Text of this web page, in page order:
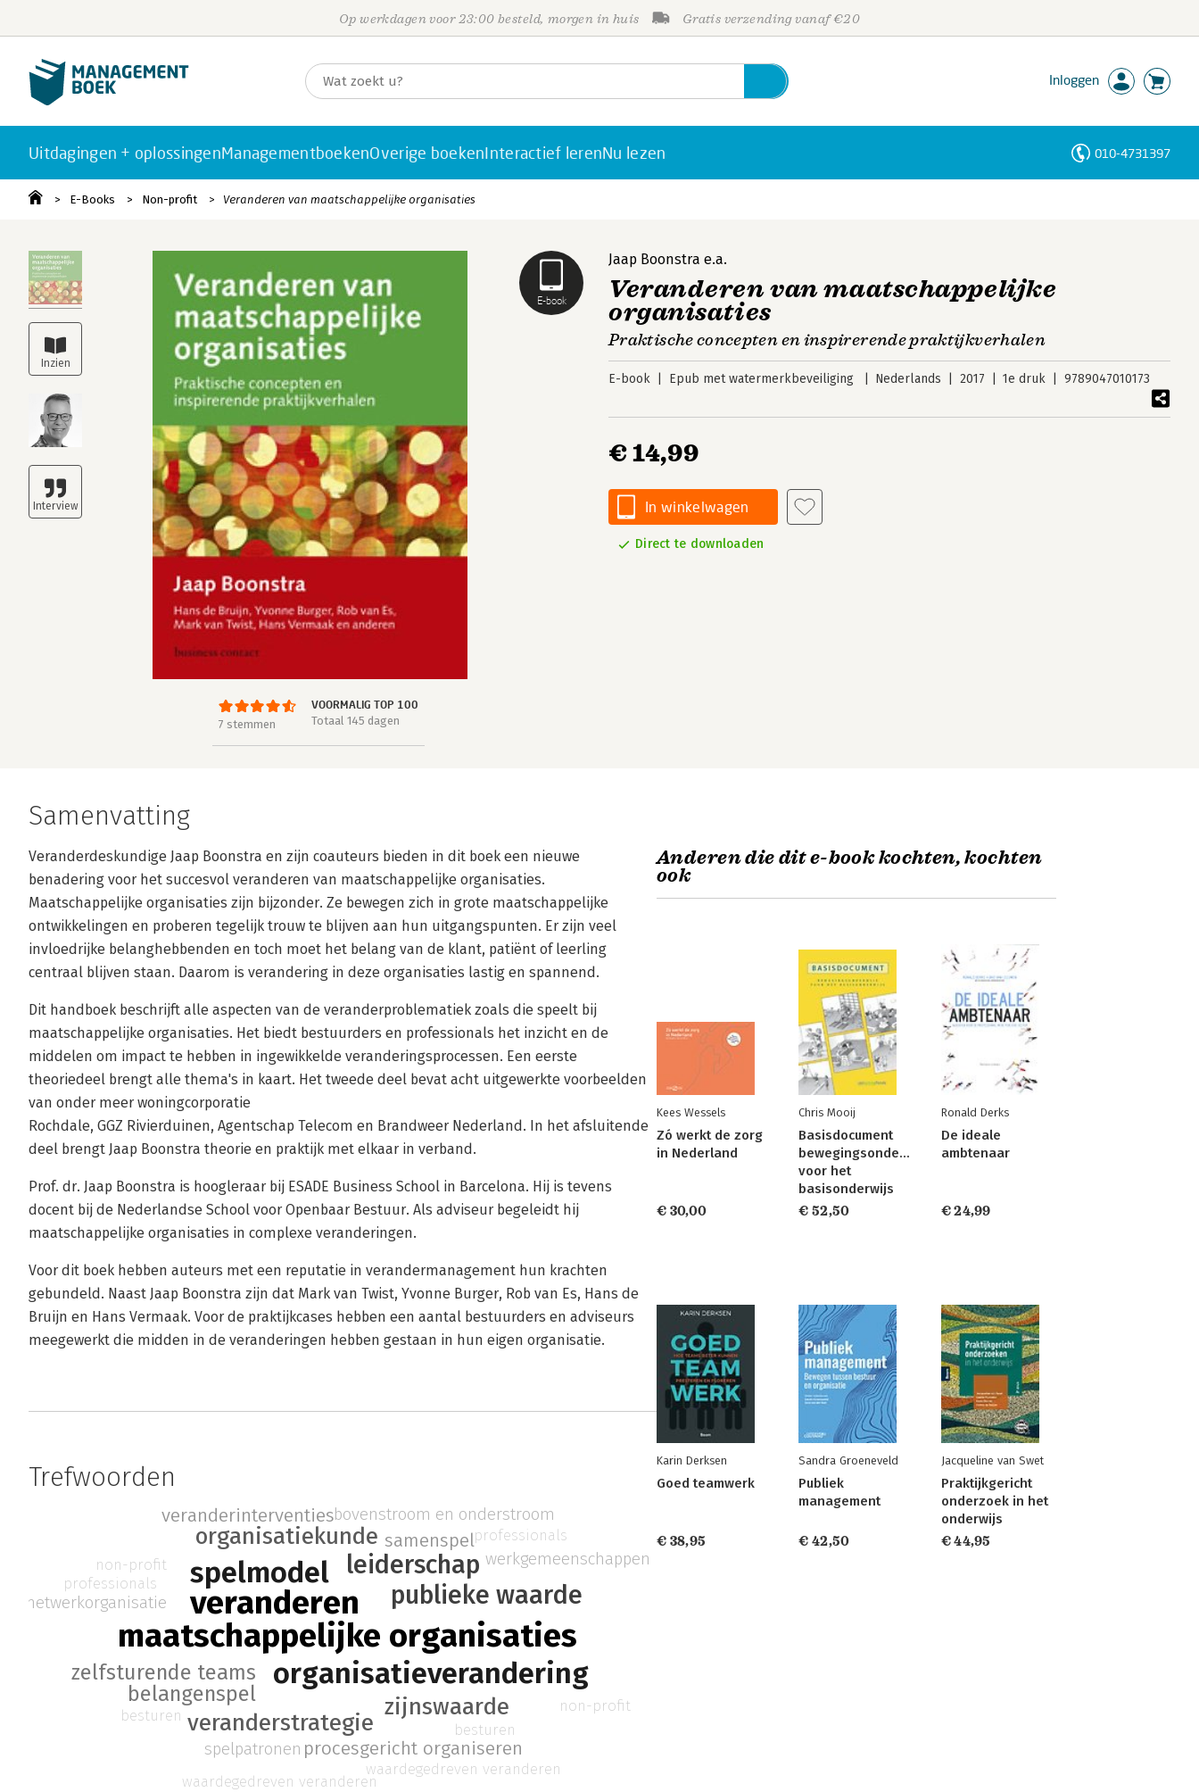
Op werkdagen voor 23:00 besteld, morgen in huis Gratis verzending vanaf €20
Inloggen
Uitdagingen + oplossingenManagementboekenOverige boekenInteractief lerenNu lezen 010-4731397
E-Books Non-profit Veranderen van maatschappelijke organisaties
E-book
7 stemmen
VOORMALIG TOP 100
Totaal 145 dagen
Jaap Boonstra e.a.
Veranderen van maatschappelijke
organisaties
Praktische concepten en inspirerende praktijkverhalen
E-book Epub met watermerkbeveiliging Nederlands 2017 1e druk 9789047010173
€ 14,99
In winkelwagen
Direct te downloaden
Samenvatting
Veranderdeskundige Jaap Boonstra en zijn coauteurs bieden in dit boek een nieuwe
benadering voor het succesvol veranderen van maatschappelijke organisaties.
Maatschappelijke organisaties zijn bijzonder. Ze bewegen zich in grote maatschappelijke
ontwikkelingen en proberen tegelijk trouw te blijven aan hun uitgangspunten. Er zijn veel
invloedrijke belanghebbenden en toch moet het belang van de klant, patiënt of leerling
centraal blijven staan. Daarom is verandering in deze organisaties lastig en spannend.
Dit handboek beschrijft alle aspecten van de veranderproblematiek zoals die speelt bij
maatschappelijke organisaties. Het biedt bestuurders en professionals het inzicht en de
middelen om impact te hebben in ingewikkelde veranderingsprocessen. Een eerste
theoriedeel brengt alle thema's in kaart. Het tweede deel bevat acht uitgewerkte voorbeelden
van onder meer woningcorporatie
Rochdale, GGZ Rivierduinen, Agentschap Telecom en Brandweer Nederland. In het afsluitende
deel brengt Jaap Boonstra theorie en praktijk met elkaar in verband.
Prof. dr. Jaap Boonstra is hoogleraar bij ESADE Business School in Barcelona. Hij is tevens
docent bij de Nederlandse School voor Openbaar Bestuur. Als adviseur begeleidt hij
maatschappelijke organisaties in complexe veranderingen.
Voor dit boek hebben auteurs met een reputatie in verandermanagement hun krachten
gebundeld. Naast Jaap Boonstra zijn dat Mark van Twist, Yvonne Burger, Rob van Es, Hans de
Bruijn en Hans Vermaak. Voor de praktijkcases hebben een aantal bestuurders en adviseurs
meegewerkt die midden in de veranderingen hebben gestaan in hun eigen organisatie.
Trefwoorden
maatschappelijke organisaties
veranderen
organisatieverandering
spelmodel
leiderschap
publieke waarde
zijnswaarde
veranderstrategie
organisatiekunde
belangenspel
zelfsturende teams
procesgericht organiseren
samenspel
veranderinterventiesbovenstroom en onderstroom
spelpatronen
werkgemeenschappen
netwerkorganisatie
besturen
professionals
non-profit
waardegedreven veranderen
besturen
professionals
non-profit
waardegedreven veranderen
Anderen die dit e-book kochten, kochten
ook
Kees Wessels
Zó werkt de zorg
in Nederland
€ 30,00
Chris Mooij
Basisdocument
bewegingsonderwijs
voor het
basisonderwijs
€ 52,50
Ronald Derks
De ideale
ambtenaar
€ 24,99
Karin Derksen
Goed teamwerk
€ 38,95
Sandra Groeneveld
Publiek
management
€ 42,50
Jacqueline van Swet
Praktijkgericht
onderzoek in het
onderwijs
€ 44,95
Personen